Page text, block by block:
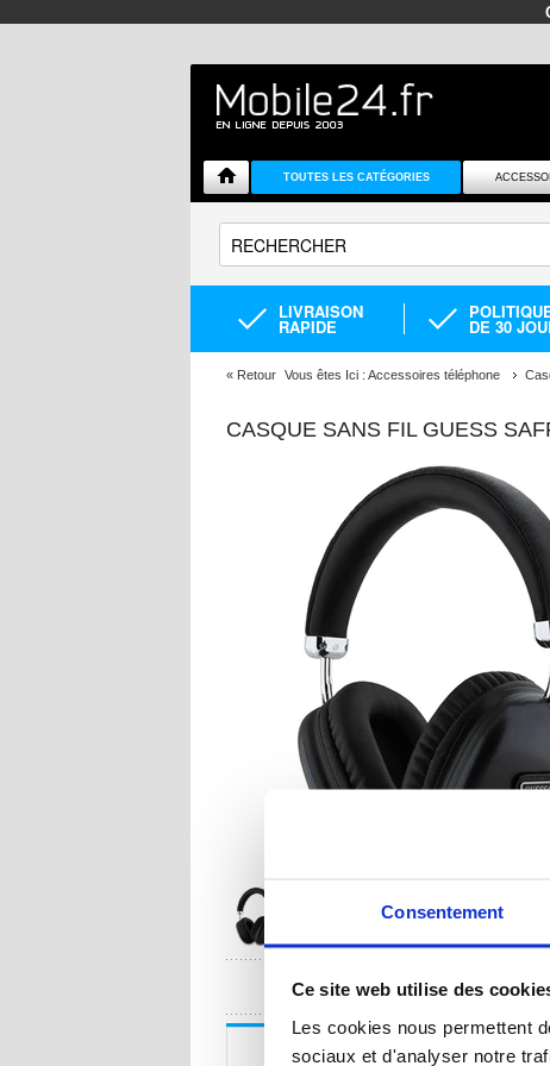
Consentement
Ce site web utilise des
Les cookies nous permettent
sociaux et d'analyser notre
TOUTES LES CATÉGORIES
LIVRAISON
RAPIDE DE 30
« Retour Vous êtes Ici : Accessoires téléphone
CASQUE SANS FIL GUESS
UNE QUESTION
Description